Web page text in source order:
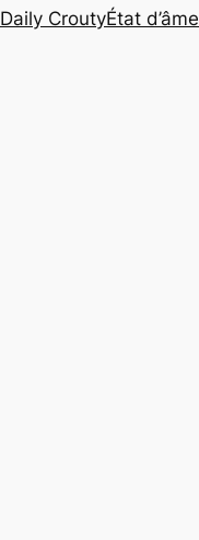
Daily CroutyÉtat d’âme